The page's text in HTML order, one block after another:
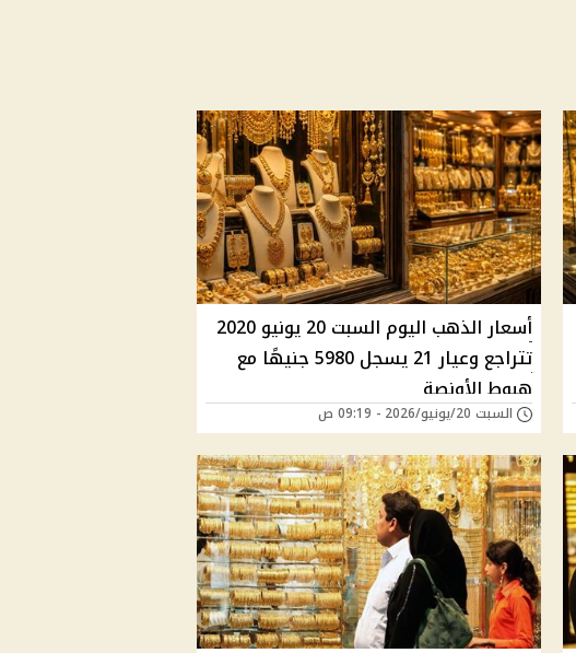
أسعار الذهب اليوم السبت 20 يونيو 2020
تتراجع وعيار 21 يسجل 5980 جنيهًا مع
هبوط الأونصة
السبت 20/يونيو/2026 - 09:19 ص